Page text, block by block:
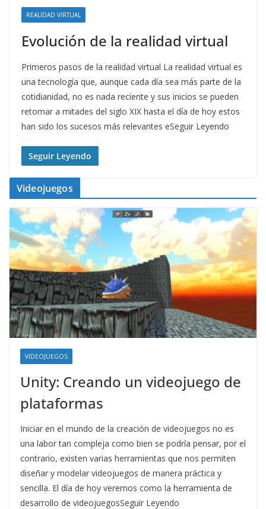
REALIDAD VIRTUAL
Evolución de la realidad virtual
Primeros pasos de la realidad virtual La realidad virtual es
una tecnología que, aunque cada día sea más parte de la
cotidianidad, no es nada reciente y sus inicios se pueden
retomar a mitades del siglo XIX hasta el día de hoy estos
han sido los sucesos más relevantes eSeguir Leyendo
Seguir Leyendo
Videojuegos
VIDEOJUEGOS
Unity: Creando un videojuego de
plataformas
Iniciar en el mundo de la creación de videojuegos no es
una labor tan compleja como bien se podría pensar, por el
contrario, existen varias herramientas que nos permiten
diseñar y modelar videojuegos de manera práctica y
sencilla. El día de hoy veremos como la herramienta de
desarrollo de videojuegosSeguir Leyendo